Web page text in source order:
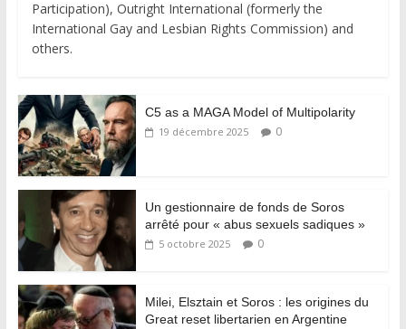
Participation), Outright International (formerly the
International Gay and Lesbian Rights Commission) and
others.
C5 as a MAGA Model of Multipolarity
19 décembre 2025 0
Un gestionnaire de fonds de Soros
arrêté pour « abus sexuels sadiques »
5 octobre 2025 0
Milei, Elsztain et Soros : les origines du
Great reset libertarien en Argentine